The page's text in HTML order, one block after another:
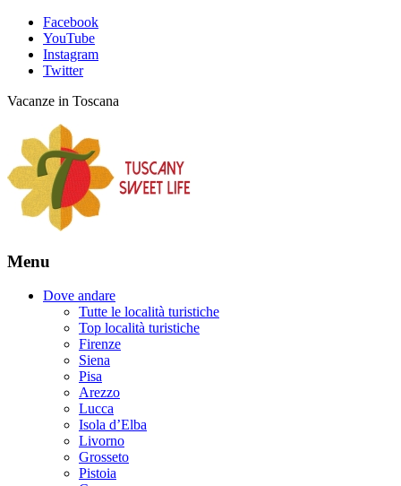
Facebook
YouTube
Instagram
Twitter
Vacanze in Toscana
Menu
Dove andare
Tutte le località turistiche
Top località turistiche
Firenze
Siena
Pisa
Arezzo
Lucca
Isola d’Elba
Livorno
Grosseto
Pistoia